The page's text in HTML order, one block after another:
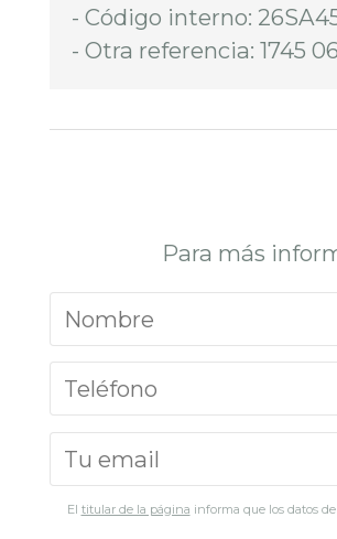
- Código interno:
- Otra referencia: 1745
Para más
El titular de la página informa que los datos